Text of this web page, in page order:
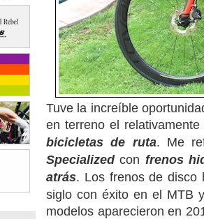
Tuve la increíble
en terreno el
bicicletas de ruta. Me
Specializedcon frenos
atrás. Los frenos de disco
siglo con éxito en el MTB
modelos aparecieron en